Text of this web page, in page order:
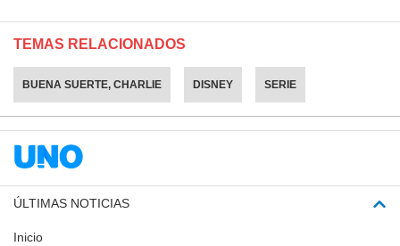
TEMAS RELACIONADOS
BUENA SUERTE, CHARLIE DISNEY SERIE
ÚLTIMAS NOTICIAS
Inicio